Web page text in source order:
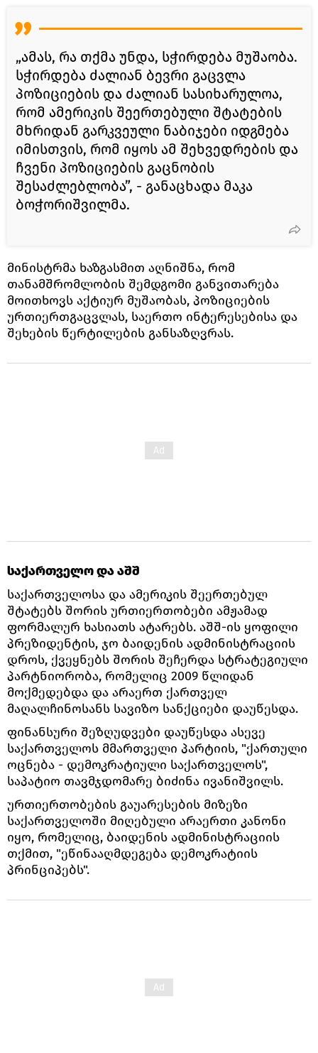
„ამას, რა თქმა უნდა, სჭირდება მუშაობა.
სჭირდება ძალიან ბევრი გაცვლა
პოზიციების და ძალიან სასიხარულოა,
რომ ამერიკის შეერთებული შტატების
მხრიდან გარკვეული ნაბიჯები იდგმება
იმისთვის, რომ იყოს ამ შეხვედრების და
ჩვენი პოზიციების გაცნობის
შესაძლებლობა”, - განაცხადა მაკა
ბოჭორიშვილმა.
მინისტრმა ხაზგასმით აღნიშნა, რომ
თანამშრომლობის შემდგომი განვითარება
მოითხოვს აქტიურ მუშაობას, პოზიციების
ურთიერთგაცვლას, საერთო ინტერესებისა და
შეხების წერტილების განსაზღვრას.
საქართველო და აშშ
საქართველოსა და ამერიკის შეერთებულ
შტატებს შორის ურთიერთობები ამჟამად
ფორმალურ ხასიათს ატარებს. აშშ-ის ყოფილი
პრეზიდენტის, ჯო ბაიდენის ადმინისტრაციის
დროს, ქვეყნებს შორის შეჩერდა სტრატეგიული
პარტნიორობა, რომელიც 2009 წლიდან
მოქმედებდა და არაერთ ქართველ
მაღალჩინოსანს სავიზო სანქციები დაუწესდა.
ფინანსური შეზღუდვები დაუწესდა ასევე
საქართველოს მმართველი პარტიის, "ქართული
ოცნება - დემოკრატიული საქართველოს",
საპატიო თავმჯდომარე ბიძინა ივანიშვილს.
ურთიერთობების გაუარესების მიზეზი
საქართველოში მიღებული არაერთი კანონი
იყო, რომელიც, ბაიდენის ადმინისტრაციის
თქმით, "ეწინააღმდეგება დემოკრატიის
პრინციპებს".